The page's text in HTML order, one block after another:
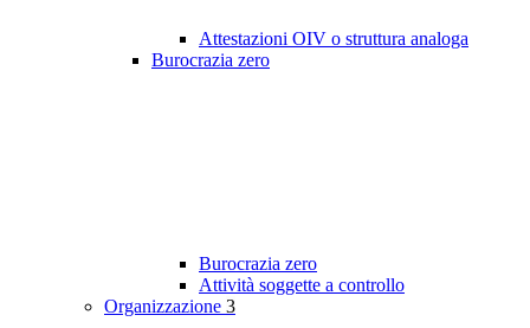
Attestazioni OIV o struttura analoga
Burocrazia zero
Burocrazia zero
Attività soggette a controllo
Organizzazione 3